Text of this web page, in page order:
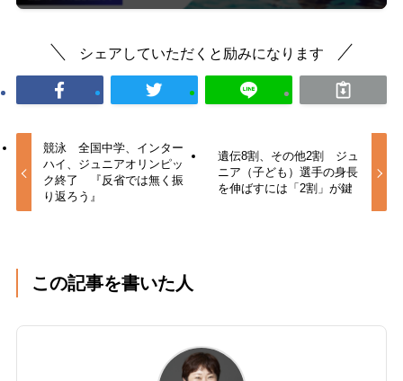
シェアしていただくと励みになります
競泳 全国中学、インター
ハイ、ジュニアオリンピッ
ク終了 『反省では無く振
り返ろう』
遺伝8割、その他2割 ジュ
ニア（子ども）選手の身長
を伸ばすには「2割」が鍵
この記事を書いた人